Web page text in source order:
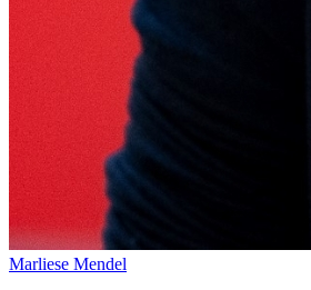
Marliese Mendel